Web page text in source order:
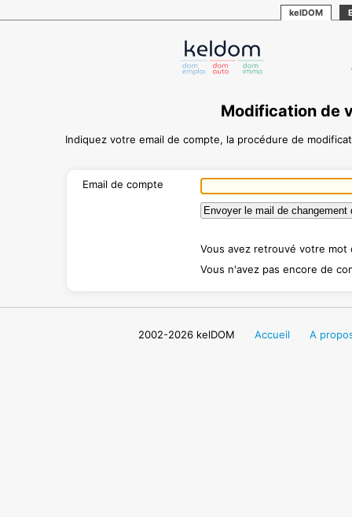
kelDOM
Modification de
Indiquez votre email de compte, la procédure de
Email de compte
Vous avez retrouvé votre mot
Vous n'avez pas encore de
2002-2026 kelDOM Accueil A